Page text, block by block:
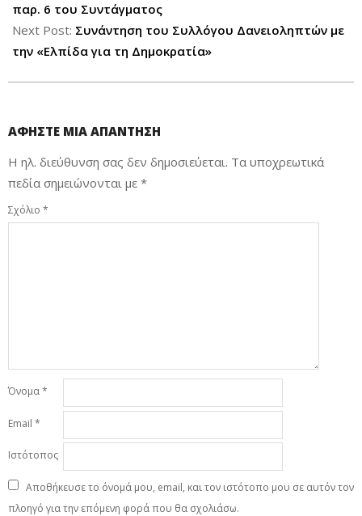
παρ. 6 του Συντάγματος
Next Post: Συνάντηση του Συλλόγου Δανειοληπτών με
την «Ελπίδα για τη Δημοκρατία»
ΑΦΉΣΤΕ ΜΙΑ ΑΠΆΝΤΗΣΗ
Η ηλ. διεύθυνση σας δεν δημοσιεύεται. Τα υποχρεωτικά
πεδία σημειώνονται με *
Σχόλιο *
Όνομα*
Email *
Ιστότοπος
Αποθήκευσε το όνομά μου, email, και τον ιστότοπο μου σε αυτόν τον
πλοηγό για την επόμενη φορά που θα σχολιάσω.